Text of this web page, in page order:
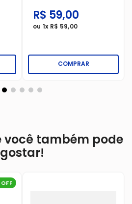
R$ 59,00
ou 1x R$ 59,00
COMPRAR
você também pode
gostar!
OFF